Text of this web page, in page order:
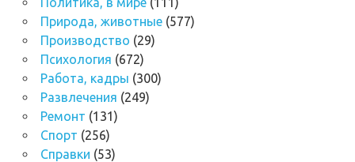
Природа, животные(577)
Производство (29)
Психология (672)
Работа, кадры (300)
Развлечения (249)
Ремонт (131)
Спорт (256)
Справки (53)